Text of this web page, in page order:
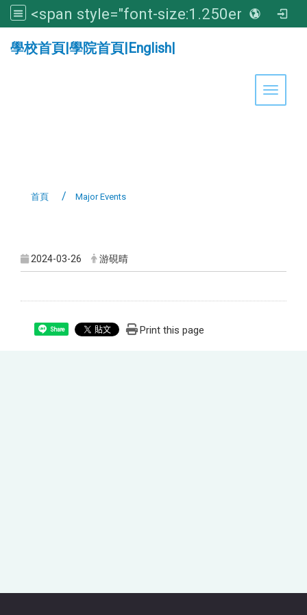
<span style="font-size:1.250em;"><strong>亞洲大學醫學暨健康學院</strong></span>
學校首頁|學院首頁|English|
Toggle
首頁 Major Events
2024-03-26 游硯晴
Share Print this page